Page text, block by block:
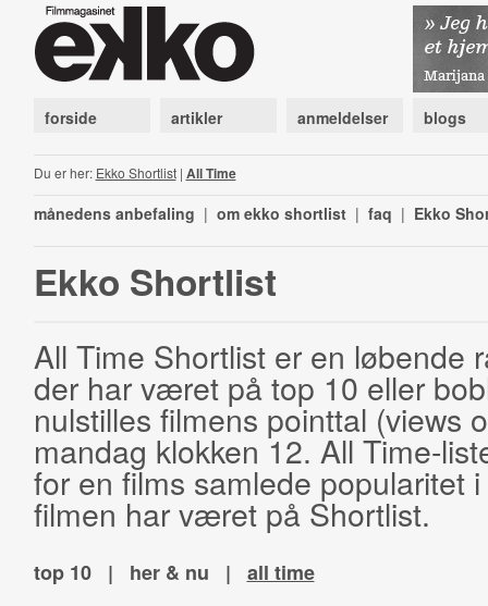
forside artikler anmeldelser blogs
Du er her: Ekko Shortlist| All Time
månedens anbefaling | om ekko shortlist | faq | Ekko
Ekko Shortlist
All Time Shortlist er en løbende
der har været på top 10 eller
nulstilles filmens pointtal (views
mandag klokken 12. All Time-
for en films samlede popularitet
filmen har været på Shortlist.
top 10 | her & nu | all time